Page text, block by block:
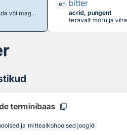
mõru, kibeda või magusalt kibeda maitsega alkohoolne jook, mida juuakse pärast sööki seedimist soodustava joogina, maitse- ja ravimtaimede alkoholtõmmis
en bitter
acrid, pungent
teravalt mõru ja viha
terminibaas content_copy
ja mittealkohoolsed joogid